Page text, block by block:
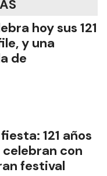
hoy sus 121
y una
de
121 años
con
festival